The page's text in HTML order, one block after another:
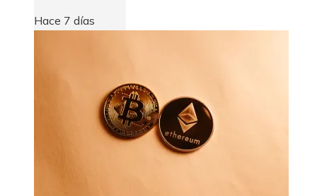
Hace 7 días